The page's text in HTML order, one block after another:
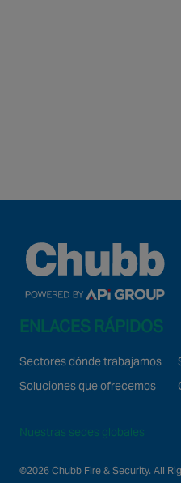
ENLACES RÁPIDOS
Sectores dónde trabajamos
Soluciones que ofrecemos
Nuestras sedes globales
©2026 Chubb Fire & Security. All